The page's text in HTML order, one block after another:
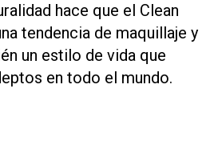
hace que el Clean
tendencia de maquillaje y
un estilo de vida que
en todo el mundo.